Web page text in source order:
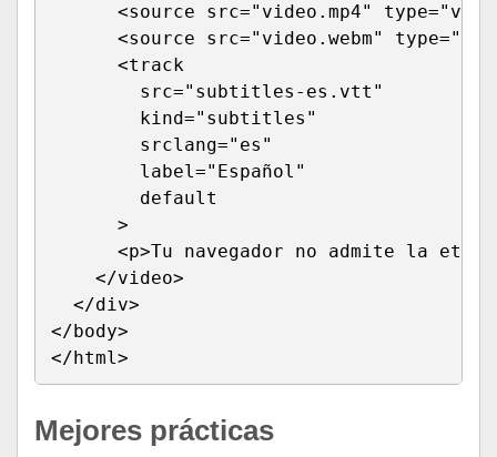
<source src="video.mp4"
<source src="video.webm"
      <track
        src="subtitles-es.vtt"
        kind="subtitles"
        srclang="es"
        label="Español"
        default
      >
<p>Tu navegador no admite la
    </video>
  </div>
</body>
</html>
Mejores prácticas